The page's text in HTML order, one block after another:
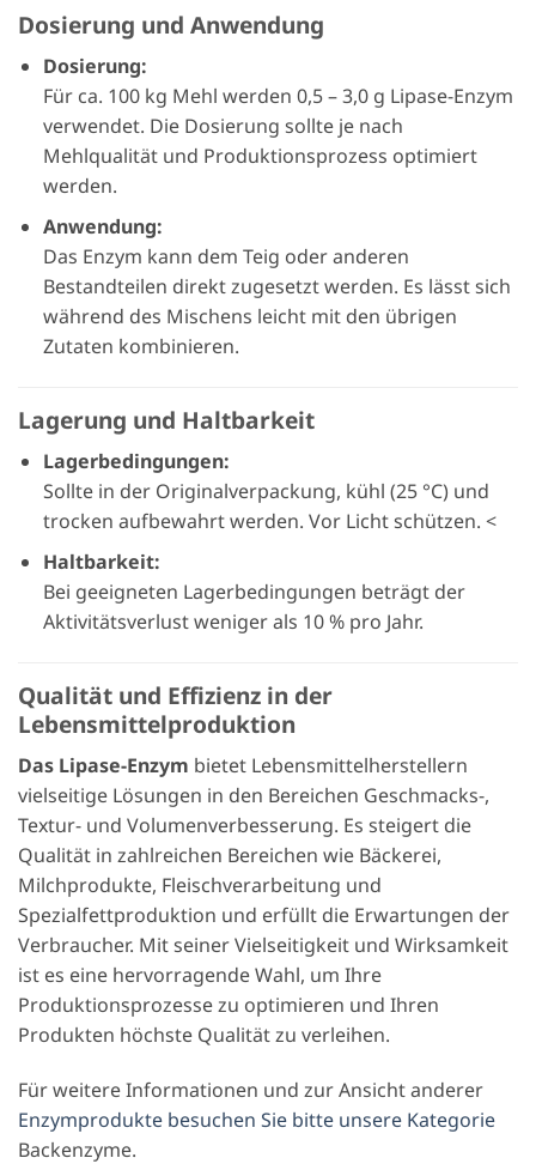
Dosierung und Anwendung
Dosierung:
Für ca. 100 kg Mehl werden 0,5 – 3,0 g Lipase-Enzym
verwendet. Die Dosierung sollte je nach
Mehlqualität und Produktionsprozess optimiert
werden.
Anwendung:
Das Enzym kann dem Teig oder anderen
Bestandteilen direkt zugesetzt werden. Es lässt sich
während des Mischens leicht mit den übrigen
Zutaten kombinieren.
Lagerung und Haltbarkeit
Lagerbedingungen:
Sollte in der Originalverpackung, kühl (25 °C) und
trocken aufbewahrt werden. Vor Licht schützen. <
Haltbarkeit:
Bei geeigneten Lagerbedingungen beträgt der
Aktivitätsverlust weniger als 10 % pro Jahr.
Qualität und Effizienz in der
Lebensmittelproduktion
Das Lipase-Enzym bietet Lebensmittelherstellern
vielseitige Lösungen in den Bereichen Geschmacks-,
Textur- und Volumenverbesserung. Es steigert die
Qualität in zahlreichen Bereichen wie Bäckerei,
Milchprodukte, Fleischverarbeitung und
Spezialfettproduktion und erfüllt die Erwartungen der
Verbraucher. Mit seiner Vielseitigkeit und Wirksamkeit
ist es eine hervorragende Wahl, um Ihre
Produktionsprozesse zu optimieren und Ihren
Produkten höchste Qualität zu verleihen.
Für weitere Informationen und zur Ansicht anderer
Enzymprodukte besuchen Sie bitte unsere Kategorie
Backenzyme.